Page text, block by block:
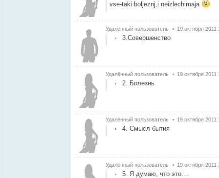
vse-taki boljeznj,i neizlechimaja
Удалённый пользователь 19 октября 2011
3.Совершенство
Удалённый пользователь 19 октября 2011
2. Болезнь
Удалённый пользователь 19 октября 2011
4. Смысл бытия
Удалённый пользователь 19 октября 2011
5. Я думаю, что это....